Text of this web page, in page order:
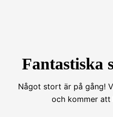
Fantastiska
Något stort är på gång!
och kommer att